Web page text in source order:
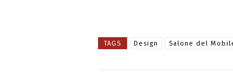
TAGS Design Salone del